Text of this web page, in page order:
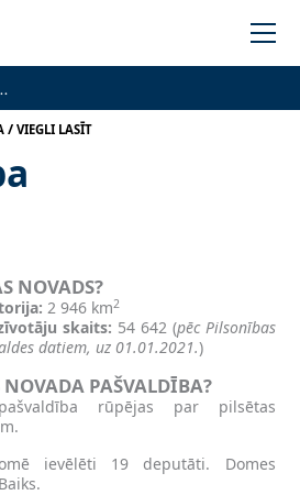
/VIEGLI LASĪT
NOVADS?
2 946 km2
skaits: 54 642 (pēc Pilsonības
datiem, uz 01.01.2021.)
PAŠVALDĪBA?
rūpējas par pilsētas
ievēlēti 19 deputāti. Domes